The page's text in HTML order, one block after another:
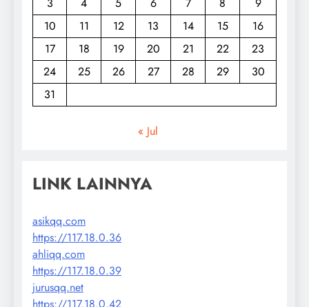
3
4 5 6 7 8
9
10
11 12 13 14 15
16
17
18 19 20 21 22
23
24
25 26 27 28 29
30
31
« Jul
LINK LAINNYA
asikqq.com
https://117.18.0.36
ahliqq.com
https://117.18.0.39
jurusqq.net